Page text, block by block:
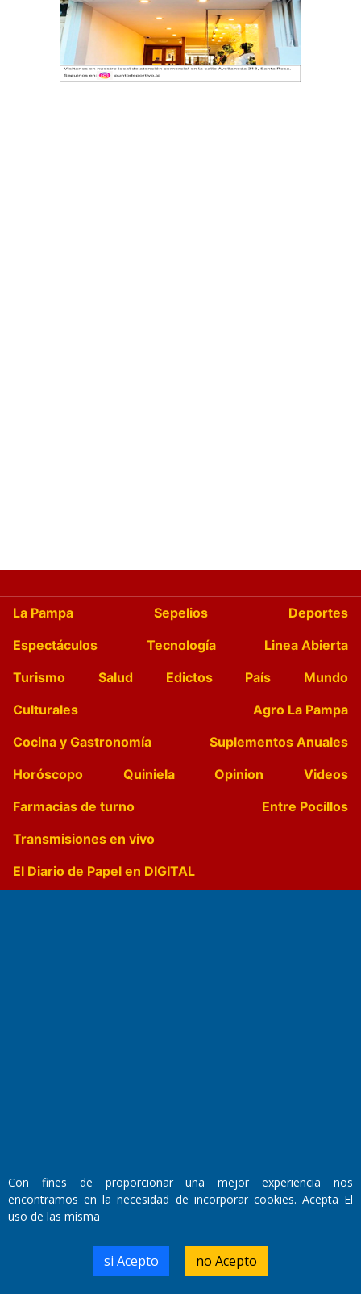
La Pampa Sepelios
Deportes
Espectáculos
Tecnología
Linea Abierta
Turismo
Salud Edictos País
Mundo
Culturales
Agro La Pampa
Cocina y Gastronomía
Suplementos Anuales
Horóscopo
Quiniela Opinion
Videos
Farmacias de turno
Entre Pocillos
Transmisiones en vivo
El Diario de Papel en DIGITAL
Director Periodístico:
Walter René Goñi
Domicilio Legal: José Ingenieros 855,
Santa Rosa, La Pampa.
Número de Registro DNDA:
Con fines de proporcionar una mejor experiencia nos
encontramos en la necesidad de incorporar cookies. Acepta El
uso de las misma
si Acepto no Acepto